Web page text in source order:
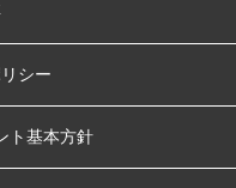
シー
ト基本方針